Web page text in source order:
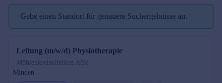
Gebe einen Standort für genauere Suchergebnisse an.
Leitung (m/w/d) Physiotherapie
Mühlenkreiskliniken AöR
Minden